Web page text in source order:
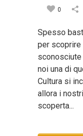
0
Spesso
per scoprire
sconosciute
noi una di
Cultura si
allora i
scoperta...